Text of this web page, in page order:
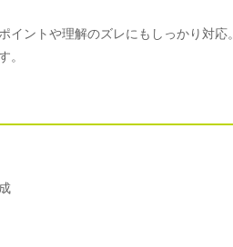
ントや理解のズレにもしっかり対応。
。